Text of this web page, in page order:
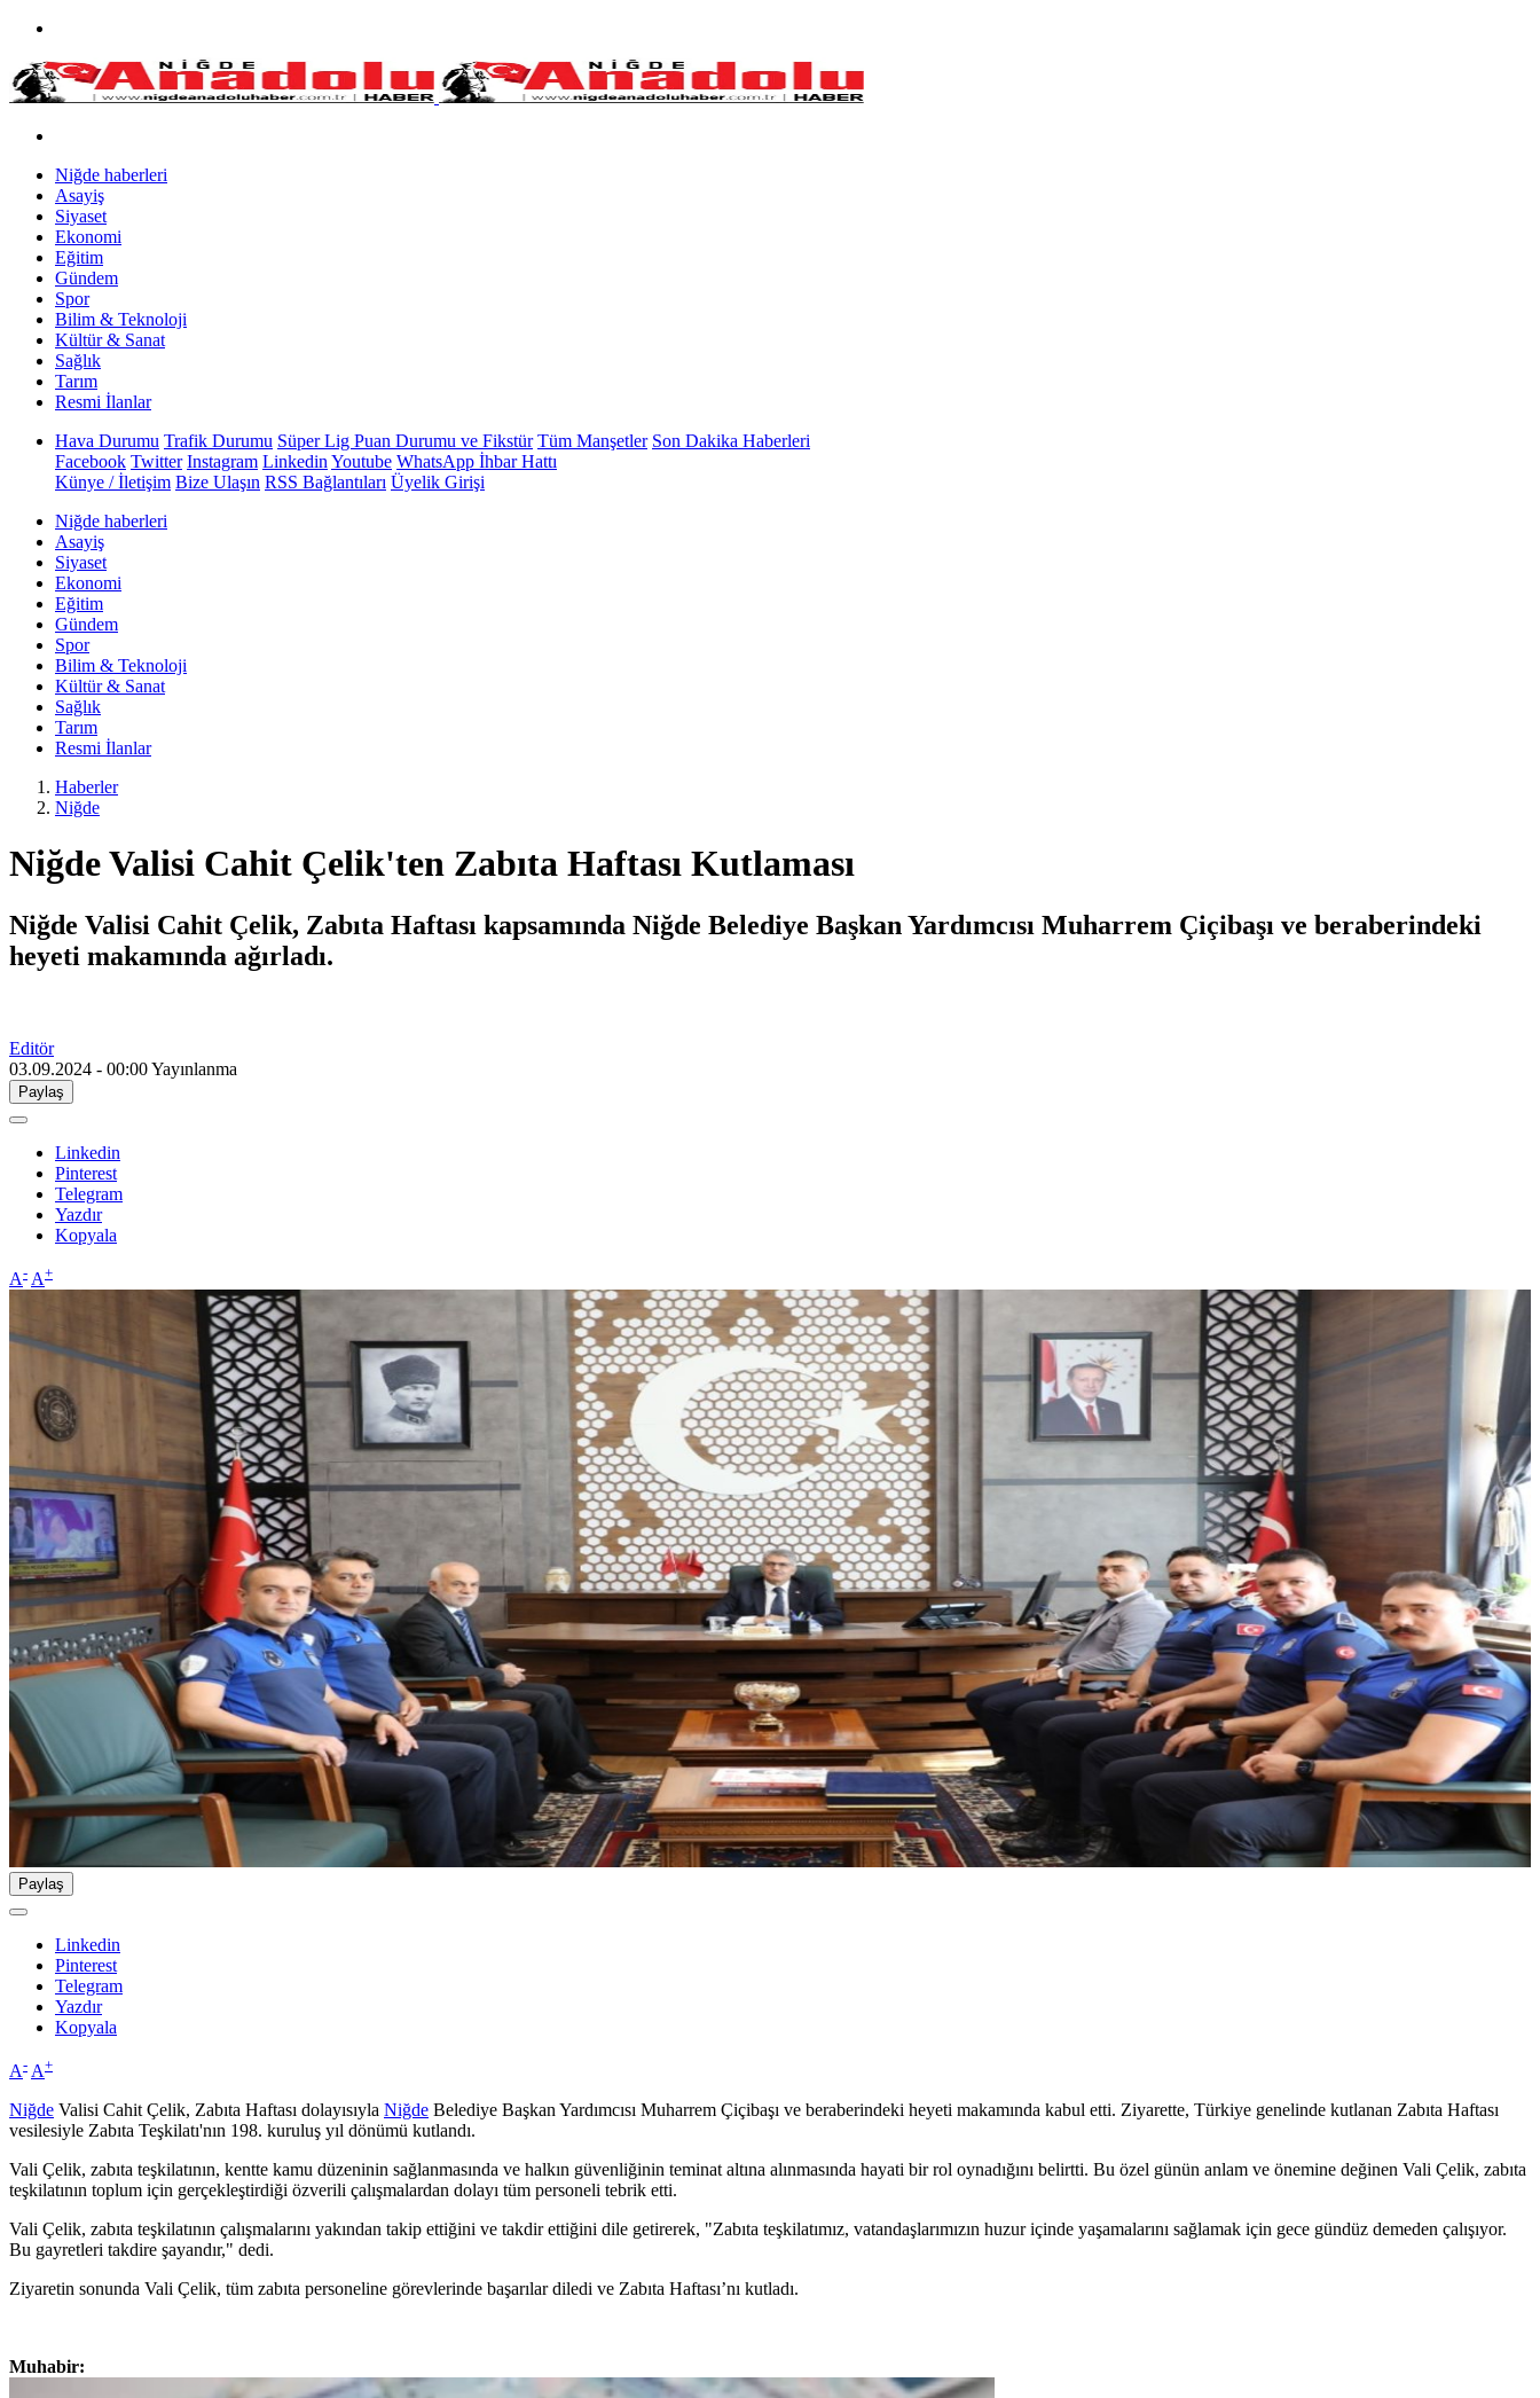
Niğde haberleri
Asayiş
Siyaset
Ekonomi
Eğitim
Gündem
Spor
Bilim & Teknoloji
Kültür & Sanat
Sağlık
Tarım
Resmi İlanlar
Hava Durumu Trafik Durumu Süper Lig Puan Durumu ve Fikstür Tüm Manşetler Son Dakika Haberleri
Facebook Twitter Instagram Linkedin Youtube WhatsApp İhbar Hattı
Künye / İletişim Bize Ulaşın RSS Bağlantıları Üyelik Girişi
Niğde haberleri
Asayiş
Siyaset
Ekonomi
Eğitim
Gündem
Spor
Bilim & Teknoloji
Kültür & Sanat
Sağlık
Tarım
Resmi İlanlar
Haberler
Niğde
Niğde Valisi Cahit Çelik'ten Zabıta Haftası Kutlaması
Niğde Valisi Cahit Çelik, Zabıta Haftası kapsamında Niğde Belediye Başkan Yardımcısı Muharrem Çiçibaşı ve beraberindeki
heyeti makamında ağırladı.
Editör
03.09.2024 - 00:00Yayınlanma
Paylaş
Linkedin
Pinterest
Telegram
Yazdır
Kopyala
A- A+
Paylaş
Linkedin
Pinterest
Telegram
Yazdır
Kopyala
A- A+
Niğde Valisi Cahit Çelik, Zabıta Haftası dolayısıyla Niğde Belediye Başkan Yardımcısı Muharrem Çiçibaşı ve beraberindeki heyeti makamında kabul etti. Ziyarette, Türkiye genelinde kutlanan Zabıta Haftası
vesilesiyle Zabıta Teşkilatı'nın 198. kuruluş yıl dönümü kutlandı.
Vali Çelik, zabıta teşkilatının, kentte kamu düzeninin sağlanmasında ve halkın güvenliğinin teminat altına alınmasında hayati bir rol oynadığını belirtti. Bu özel günün anlam ve önemine değinen Vali Çelik, zabıta
teşkilatının toplum için gerçekleştirdiği özverili çalışmalardan dolayı tüm personeli tebrik etti.
Vali Çelik, zabıta teşkilatının çalışmalarını yakından takip ettiğini ve takdir ettiğini dile getirerek, "Zabıta teşkilatımız, vatandaşlarımızın huzur içinde yaşamalarını sağlamak için gece gündüz demeden çalışıyor.
Bu gayretleri takdire şayandır," dedi.
Ziyaretin sonunda Vali Çelik, tüm zabıta personeline görevlerinde başarılar diledi ve Zabıta Haftası’nı kutladı.
Muhabir: